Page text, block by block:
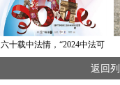
六十载中法情，“2024中法可
持续时尚交融展新闻发布
会”搭建高品格合作桥梁
返回